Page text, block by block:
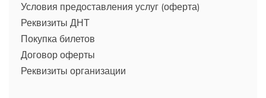
Условия предоставления услуг (оферта)
Реквизиты ДНТ
Покупка билетов
Договор оферты
Реквизиты организации